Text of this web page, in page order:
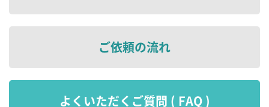
ご依頼の流れ
よくいただくご質問 ( FAQ )